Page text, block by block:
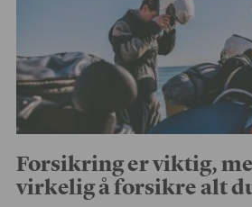
Forsikring er viktig,
virkelig å forsikre alt